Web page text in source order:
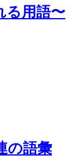
る用語〜
の語彙